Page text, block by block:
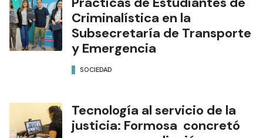
Prácticas de Estudiantes de
Criminalística en la
Subsecretaría de Transporte
y Emergencia
Tecnología al servicio de la
justicia: Formosa concretó